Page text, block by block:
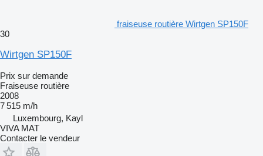
fraiseuse routière Wirtgen SP150F
30
Wirtgen SP150F
Prix sur demande
Fraiseuse routière
2008
7 515 m/h
Luxembourg, Kayl
VIVA MAT
Contacter le vendeur